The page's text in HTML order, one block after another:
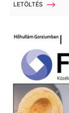
LETÖLTÉS